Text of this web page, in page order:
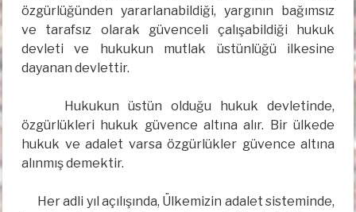
özgürlüğünden yararlanabildiği, yargının bağımsız
ve tarafsız olarak güvenceli çalışabildiği hukuk
devleti ve hukukun mutlak üstünlüğü ilkesine
dayanan devlettir.
Hukukun üstün olduğu hukuk devletinde,
özgürlükleri hukuk güvence altına alır. Bir ülkede
hukuk ve adalet varsa özgürlükler güvence altına
alınmış demektir.
Her adli yıl açılışında, Ülkemizin adalet sisteminde,